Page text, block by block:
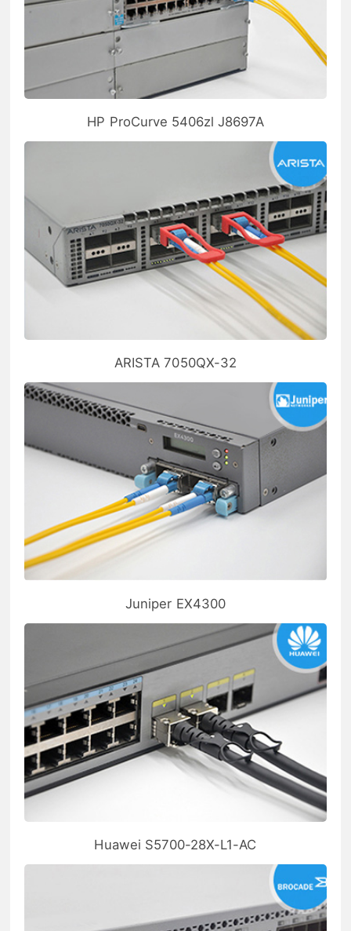
HP ProCurve 5406zl J8697A
ARISTA 7050QX-32
Juniper EX4300
Huawei S5700-28X-L1-AC